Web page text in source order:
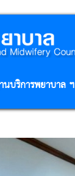
บริการพยาบาล ฯ